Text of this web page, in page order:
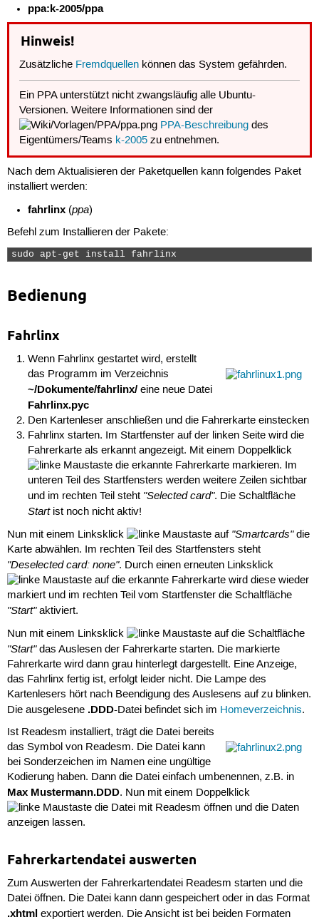
ppa:k-2005/ppa
Hinweis!
Zusätzliche Fremdquellen können das System gefährden.
Ein PPA unterstützt nicht zwangsläufig alle Ubuntu-
Versionen. Weitere Informationen sind der
PPA-Beschreibung des
Eigentümers/Teams k-2005 zu entnehmen.
Nach dem Aktualisieren der Paketquellen kann folgendes Paket
installiert werden:
fahrlinx (ppa)
Befehl zum Installieren der Pakete:
sudo apt-get install fahrlinx
Bedienung
Fahrlinx
Wenn Fahrlinx gestartet wird, erstellt
das Programm im Verzeichnis
~/Dokumente/fahrlinx/ eine neue Datei
Fahrlinx.pyc
Den Kartenleser anschließen und die Fahrerkarte einstecken
Fahrlinx starten. Im Startfenster auf der linken Seite wird die
Fahrerkarte als erkannt angezeigt. Mit einem Doppelklick
die erkannte Fahrerkarte markieren. Im
unteren Teil des Startfensters werden weitere Zeilen sichtbar
und im rechten Teil steht "Selected card". Die Schaltfläche
Startist noch nicht aktiv!
Nun mit einem Linksklick
auf "Smartcards"die
Karte abwählen. Im rechten Teil des Startfensters steht
"Deselected card: none". Durch einen erneuten Linksklick
auf die erkannte Fahrerkarte wird diese wieder
markiert und im rechten Teil vom Startfenster die Schaltfläche
"Start"aktiviert.
Nun mit einem Linksklick
auf die Schaltfläche
"Start"das Auslesen der Fahrerkarte starten. Die markierte
Fahrerkarte wird dann grau hinterlegt dargestellt. Eine Anzeige,
das Fahrlinx fertig ist, erfolgt leider nicht. Die Lampe des
Kartenlesers hört nach Beendigung des Auslesens auf zu blinken.
Die ausgelesene .DDD-Datei befindet sich im Homeverzeichnis.
Ist Readesm installiert, trägt die Datei bereits
das Symbol von Readesm. Die Datei kann
bei Sonderzeichen im Namen eine ungültige
Kodierung haben. Dann die Datei einfach umbenennen, z.B. in
Max Mustermann.DDD. Nun mit einem Doppelklick
die Datei mit Readesm öffnen und die Daten
anzeigen lassen.
Fahrerkartendatei auswerten
Zum Auswerten der Fahrerkartendatei Readesm starten und die
Datei öffnen. Die Datei kann dann gespeichert oder in das Format
.xhtmlexportiert werden. Die Ansicht ist bei beiden Formaten